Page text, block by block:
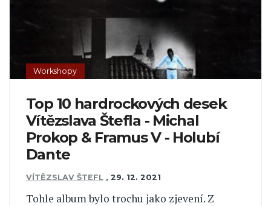
Workshopy
Top 10 hardrockových desek
Vítězslava Štefla - Michal
Prokop & Framus V - Holubí
Dante
VÍTĚZSLAV ŠTEFL , 29. 12. 2021
Tohle album bylo trochu jako zjevení. Z